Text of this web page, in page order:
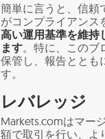
簡単に言うと、信頼
がコンプライアンス
高い運用基準を維持
ます。特に、このブ
保管し、報告ととも
す。
レバレッジ
Markets.comはマー
額で取引を行い、よ